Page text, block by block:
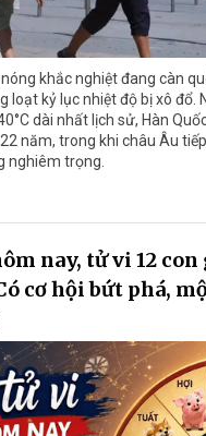
khắc nghiệt đang càn
loạt kỷ lục nhiệt độ bị xô đổ.
dài nhất lịch sử, Hàn
năm, trong khi châu Âu
nghiêm trọng.
nay, tử vi 12
cơ hội bứt phá,